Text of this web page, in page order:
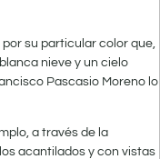
su particular color que,
nieve y un cielo
Pascasio Moreno lo
a través de la
acantilados y con vistas